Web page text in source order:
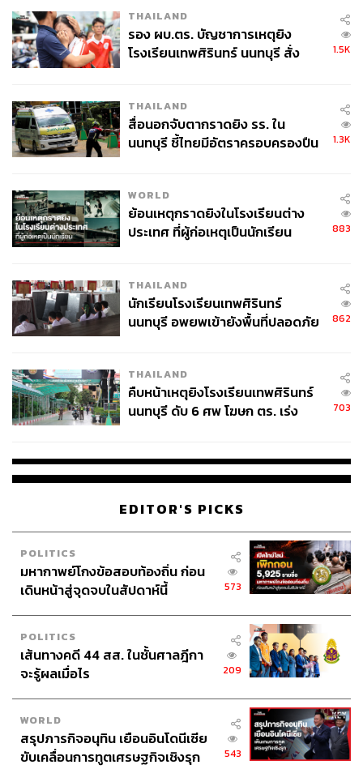
THAILAND
รอง ผบ.ตร. บัญชาการเหตุยิง
โรงเรียนเทพศิรินทร์ นนทบุรี สั่ง
1.5K
THAILAND
สื่อนอกจับตากราดยิง รร. ใน
นนทบุรี ชี้ไทยมีอัตราครอบครองปืน
1.3K
WORLD
ย้อนเหตุกราดยิงในโรงเรียนต่าง
ประเทศ ที่ผู้ก่อเหตุเป็นนักเรียน
883
THAILAND
นักเรียนโรงเรียนเทพศิรินทร์
นนทบุรี อพยพเข้ายังพื้นที่ปลอดภัย
862
THAILAND
คืบหน้าเหตุยิงโรงเรียนเทพศิรินทร์
นนทบุรี ดับ 6 ศพ โฆษก ตร. เร่ง
703
EDITOR'S PICKS
POLITICS
มหากาพย์โกงข้อสอบท้องถิ่น ก่อน
เดินหน้าสู่จุดจบในสัปดาห์นี้
573
POLITICS
เส้นทางคดี 44 สส. ในชั้นศาลฎีกา
จะรู้ผลเมื่อไร
209
WORLD
สรุปภารกิจอนุทิน เยือนอินโดนีเซีย
ขับเคลื่อนการทูตเศรษฐกิจเชิงรุก
543